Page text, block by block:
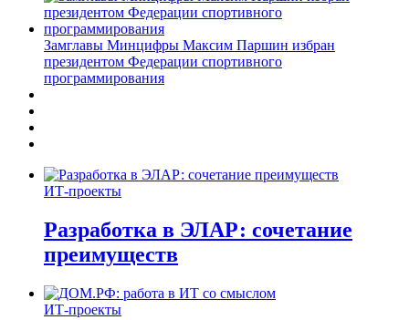
Замглавы Минцифры Максим Паршин избран
президентом Федерации спортивного
программирования
ИТ-проекты
Разработка в ЭЛАР: сочетание
преимуществ
ИТ-проекты